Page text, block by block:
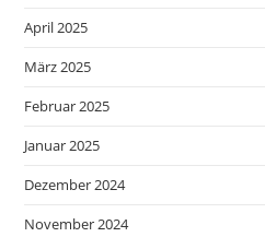
April 2025
März 2025
Februar 2025
Januar 2025
Dezember 2024
November 2024